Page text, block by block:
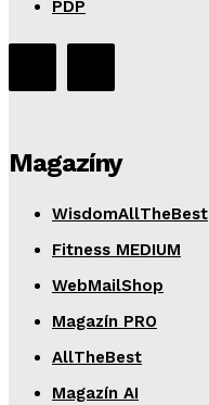
PDP
Magazíny
WisdomAllTheBest
Fitness MEDIUM
WebMailShop
Magazín PRO
AllTheBest
Magazín AI